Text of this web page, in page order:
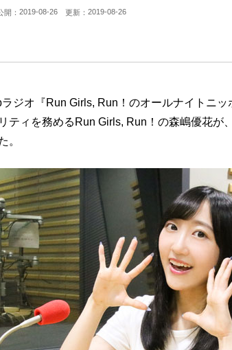
： 2019-08-26 更新： 2019-08-26
ジオ『Run Girls, Run！のオールナイトニッ
ティを務めるRun Girls, Run！の森嶋優花が
。